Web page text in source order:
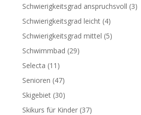
Schwierigkeitsgrad anspruchsvoll (3)
Schwierigkeitsgrad leicht(4)
Schwierigkeitsgrad mittel (5)
Schwimmbad (29)
Selecta (11)
Senioren (47)
Skigebiet(30)
Skikurs für Kinder(37)